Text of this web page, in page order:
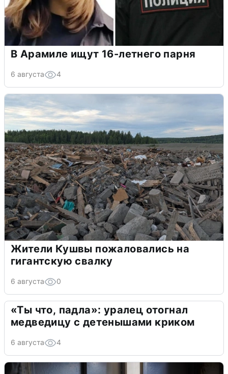
В Арамиле ищут 16-летнего парня
6 августа 4
Жители Кушвы пожаловались на
гигантскую свалку
6 августа 0
«Ты что, падла»: уралец отогнал
медведицу с детенышами криком
6 августа 4